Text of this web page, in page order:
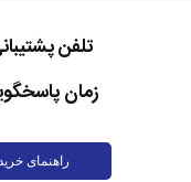
تلفن
زمان پاسخگویی
راهنمای